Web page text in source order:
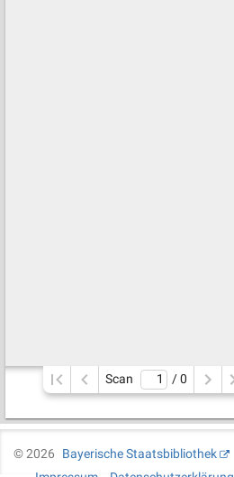
Scan / 0
©2026
Bayerische Staatsbibliothek